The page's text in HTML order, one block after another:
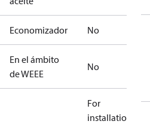
Economizador No
En el ámbito
de WEEE
No
For
installations